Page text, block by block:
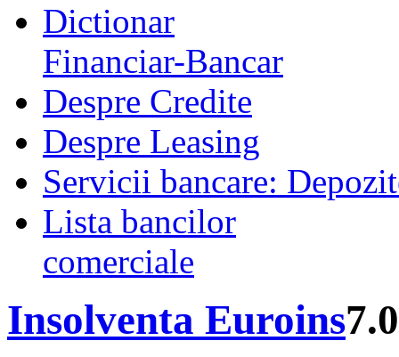
Dictionar
Financiar-Bancar
Despre Credite
Despre Leasing
Servicii bancare:
Lista bancilor
comerciale
Insolventa Euroins